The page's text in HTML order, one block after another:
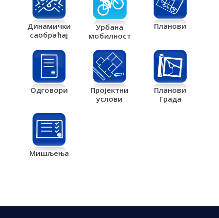
Динамички
саобраћај
Урбана
мобилност
Планови
Одговори
Пројектни
услови
Планови
Града
Мишљења